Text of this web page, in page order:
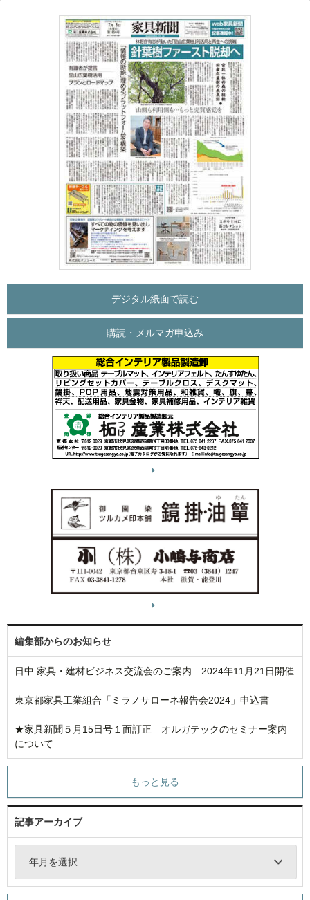
デジタル紙面で読む
購読・メルマガ申込み
編集部からのお知らせ
日中 家具・建材ビジネス交流会のご案内 2024年11月21日開催
東京都家具工業組合「ミラノサローネ報告会2024」申込書
★家具新聞５月15日号１面訂正 オルガテックのセミナー案内
について
もっと見る
記事アーカイブ
年月を選択